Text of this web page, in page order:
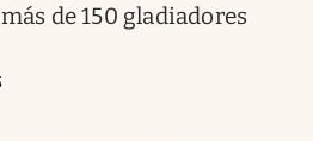
de 150 gladiadores